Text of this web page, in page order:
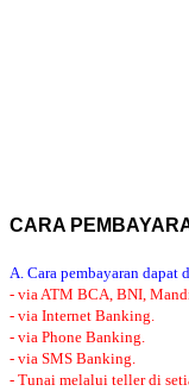
CARA
A. Cara pembayaran dapat
- via ATM BCA, BNI,
- via Internet Banking.
- via Phone Banking.
- via SMS Banking.
- Tunai melalui teller di